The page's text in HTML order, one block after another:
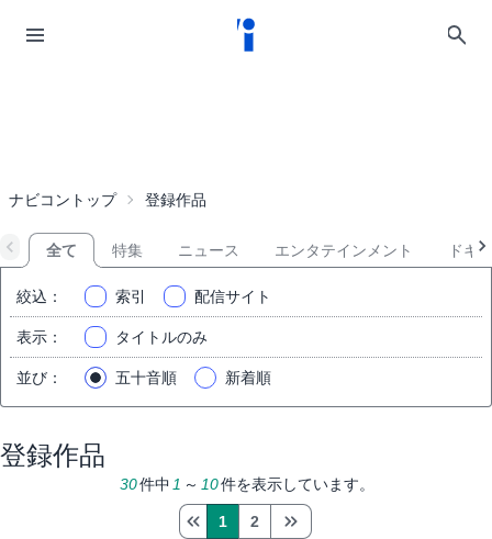
ナビコントップ 登録作品
全て 特集 ニュース エンタテインメント ドキ
絞込 ： 索引 配信サイト
表示 ： タイトルのみ
並び ： 五十音順 新着順
登録作品
30件中 1 ～ 10件を表示しています。
1 2